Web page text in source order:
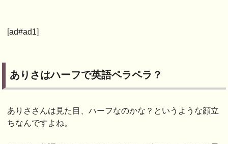
[ad#ad1]
ありさはハーフで英語ペラペラ？
ありささんは見た目、ハーフなのかな？というような顔立
ちなんですよね。